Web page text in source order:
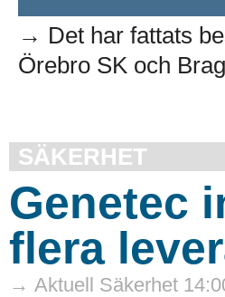
→ Det har fattats
Örebro SK och
SÄKERHET
Genetec
flera
→ Aktuell Säkerhet